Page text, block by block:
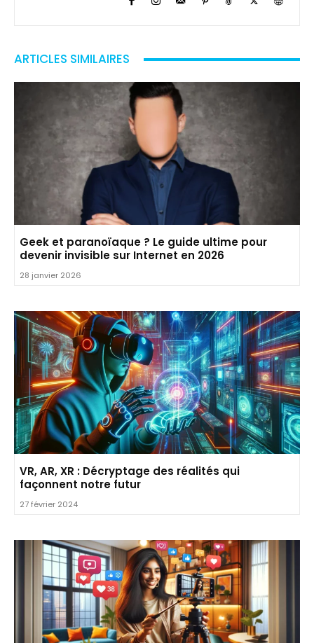
ARTICLES SIMILAIRES
Geek et paranoïaque ? Le guide ultime pour
devenir invisible sur Internet en 2026
28 janvier 2026
VR, AR, XR : Décryptage des réalités qui
façonnent notre futur
27 février 2024